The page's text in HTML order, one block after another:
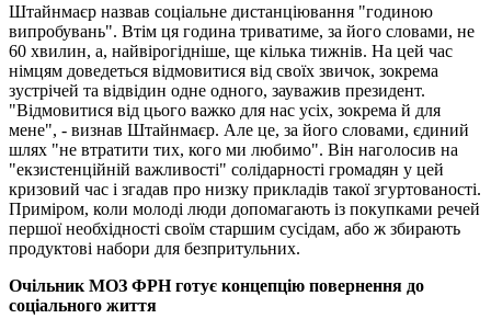
Штайнмаєр назвав соціальне дистанціювання "годиною
випробувань". Втім ця година триватиме, за його словами, не
60 хвилин, а, найвірогідніше, ще кілька тижнів. На цей час
німцям доведеться відмовитися від своїх звичок, зокрема
зустрічей та відвідин одне одного, зауважив президент.
"Відмовитися від цього важко для нас усіх, зокрема й для
мене", - визнав Штайнмаєр. Але це, за його словами, єдиний
шлях "не втратити тих, кого ми любимо". Він наголосив на
"екзистенційній важливості" солідарності громадян у цей
кризовий час і згадав про низку прикладів такої згуртованості.
Приміром, коли молоді люди допомагають із покупками речей
першої необхідності своїм старшим сусідам, або ж збирають
продуктові набори для безпритульних.
Очільник МОЗ ФРН готує концепцію повернення до
соціального життя